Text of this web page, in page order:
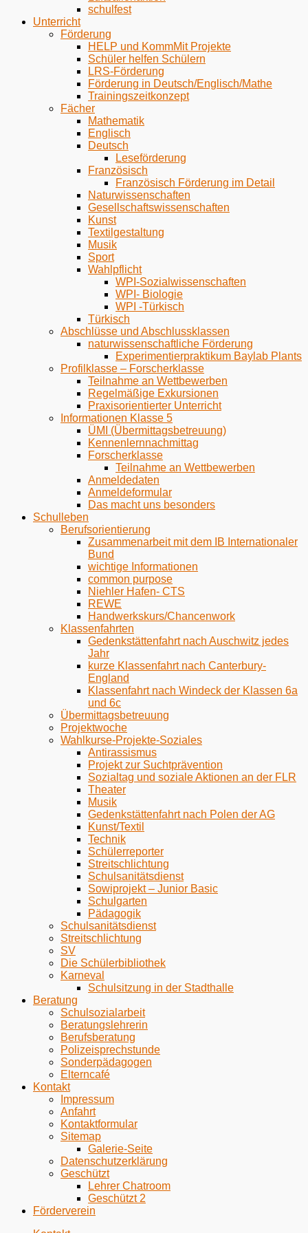
schulfest
Unterricht
Förderung
HELP und KommMit Projekte
Schüler helfen Schülern
LRS-Förderung
Förderung in Deutsch/Englisch/Mathe
Trainingszeitkonzept
Fächer
Mathematik
Englisch
Deutsch
Leseförderung
Französisch
Französisch Förderung im Detail
Naturwissenschaften
Gesellschaftswissenschaften
Kunst
Textilgestaltung
Musik
Sport
Wahlpflicht
WPI-Sozialwissenschaften
WPI- Biologie
WPI -Türkisch
Türkisch
Abschlüsse und Abschlussklassen
naturwissenschaftliche Förderung
Experimentierpraktikum Baylab Plants
Profilklasse – Forscherklasse
Teilnahme an Wettbewerben
Regelmäßige Exkursionen
Praxisorientierter Unterricht
Informationen Klasse 5
ÜMI (Übermittagsbetreuung)
Kennenlernnachmittag
Forscherklasse
Teilnahme an Wettbewerben
Anmeldedaten
Anmeldeformular
Das macht uns besonders
Schulleben
Berufsorientierung
Zusammenarbeit mit dem IB Internationaler
Bund
wichtige Informationen
common purpose
Niehler Hafen- CTS
REWE
Handwerkskurs/Chancenwork
Klassenfahrten
Gedenkstättenfahrt nach Auschwitz jedes
Jahr
kurze Klassenfahrt nach Canterbury-
England
Klassenfahrt nach Windeck der Klassen 6a
und 6c
Übermittagsbetreuung
Projektwoche
Wahlkurse-Projekte-Soziales
Antirassismus
Projekt zur Suchtprävention
Sozialtag und soziale Aktionen an der FLR
Theater
Musik
Gedenkstättenfahrt nach Polen der AG
Kunst/Textil
Technik
Schülerreporter
Streitschlichtung
Schulsanitätsdienst
Sowiprojekt – Junior Basic
Schulgarten
Pädagogik
Schulsanitätsdienst
Streitschlichtung
SV
Die Schülerbibliothek
Karneval
Schulsitzung in der Stadthalle
Beratung
Schulsozialarbeit
Beratungslehrerin
Berufsberatung
Polizeisprechstunde
Sonderpädagogen
Elterncafé
Kontakt
Impressum
Anfahrt
Kontaktformular
Sitemap
Galerie-Seite
Datenschutzerklärung
Geschützt
Lehrer Chatroom
Geschützt 2
Förderverein